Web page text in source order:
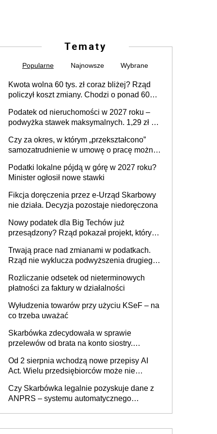
Tematy
Popularne Najnowsze Wybrane
Kwota wolna 60 tys. zł coraz bliżej? Rząd
policzył koszt zmiany. Chodzi o ponad 60
Podatek od nieruchomości w 2027 roku –
podwyżka stawek maksymalnych. 1,29 zł za
budynków i lokali związanych z
prowadzeniem działalności gospodarczej
Czy za okres, w którym „przekształcono”
samozatrudnienie w umowę o pracę można
umowy cywilnoprawnej jedynym
racjonalnym wyjściem
Podatki lokalne pójdą w górę w 2027 roku?
Minister ogłosił nowe stawki
Fikcja doręczenia przez e-Urząd Skarbowy
nie działa. Decyzja pozostaje niedoręczona
Nowy podatek dla Big Techów już
przesądzony? Rząd pokazał projekt, który
Trwają prace nad zmianami w podatkach.
Rząd nie wyklucza podwyższenia drugiego
Rozliczanie odsetek od nieterminowych
płatności za faktury w działalności
Wyłudzenia towarów przy użyciu KSeF – na
co trzeba uważać
Skarbówka zdecydowała w sprawie
przelewów od brata na konto siostry.
darowizna, ale podatku jednak nie będzie
Od 2 sierpnia wchodzą nowe przepisy AI
Act. Wielu przedsiębiorców może nie
Czy Skarbówka legalnie pozyskuje dane z
ANPRS – systemu automatycznego